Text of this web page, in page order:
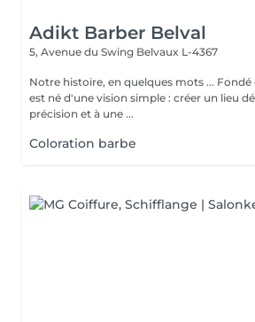
Adikt Barber Belval
5, Avenue du Swing Belvaux L-4367
Notre histoire, en quelques mots ... Fondé en 2016, Adikt Barber
est né d'une vision simple : créer un lieu
précision et à une ...
Coloration barbe